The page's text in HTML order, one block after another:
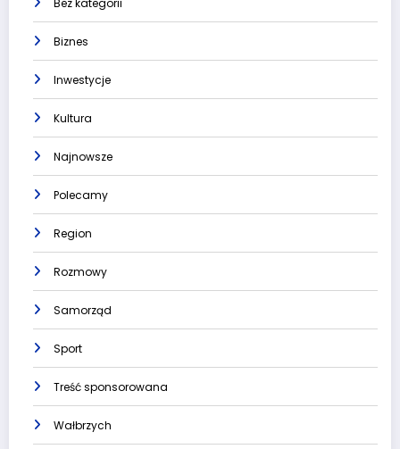
Bez kategorii
Biznes
Inwestycje
Kultura
Najnowsze
Polecamy
Region
Rozmowy
Samorząd
Sport
Treść sponsorowana
Wałbrzych